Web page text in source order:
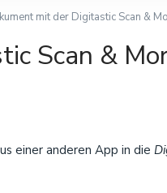
mit der Digitastic Scan &
Scan &
einer anderen App in die